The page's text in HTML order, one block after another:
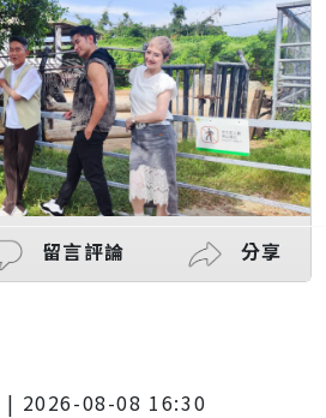
留言評論 分享
| 2026-08-08 16:30